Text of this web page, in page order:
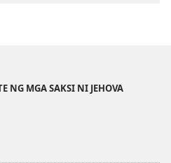
NG MGA SAKSI NI JEHOVA